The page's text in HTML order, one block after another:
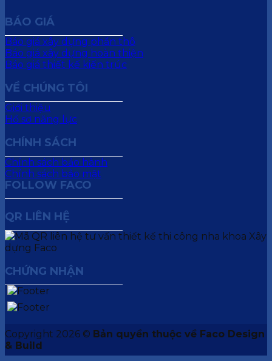
BÁO GIÁ
Báo giá xây dựng phần thô
Báo giá xây dựng hoàn thiện
Báo giá thiết kế kiến trúc
VỀ CHÚNG TÔI
Giới thiệu
Hồ sơ năng lực
CHÍNH SÁCH
Chính sách bảo hành
Chính sách bảo mật
FOLLOW FACO
QR LIÊN HỆ
CHỨNG NHẬN
Copyright 2026 © Bản quyền thuộc về Faco Design
& Build